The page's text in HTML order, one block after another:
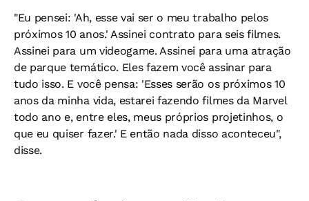
"Eu pensei: 'Ah, esse vai ser o meu trabalho pelos
próximos 10 anos.' Assinei contrato para seis filmes.
Assinei para um videogame. Assinei para uma atração
de parque temático. Eles fazem você assinar para
tudo isso. E você pensa: 'Esses serão os próximos 10
anos da minha vida, estarei fazendo filmes da Marvel
todo ano e, entre eles, meus próprios projetinhos, o
que eu quiser fazer.' E então nada disso aconteceu",
disse.